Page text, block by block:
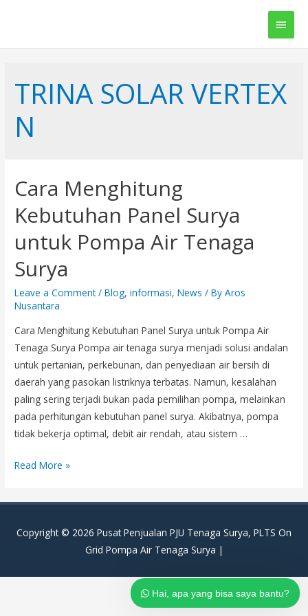
Main
TRINA SOLAR VERTEX
N
Cara Menghitung
Kebutuhan Panel Surya
untuk Pompa Air Tenaga
Surya
Leave a Comment /Blog,informasi,News / ByAros
Nusantara
Cara Menghitung Kebutuhan Panel Surya untuk Pompa Air
Tenaga Surya Pompa air tenaga surya menjadi solusi andalan
untuk pertanian, perkebunan, dan penyediaan air bersih di
daerah yang pasokan listriknya terbatas. Namun, kesalahan
paling sering terjadi bukan pada pemilihan pompa, melainkan
pada perhitungan kebutuhan panel surya. Akibatnya, pompa
tidak bekerja optimal, debit air rendah, atau sistem …
Cara
Kebutuhan
Surya
Read More »
Copyright © 2026 Pusat Penjualan PJU Tenaga Surya, PLTS On
Grid Pompa Air Tenaga Surya |
Hai, apa yang bisa saya bantu?